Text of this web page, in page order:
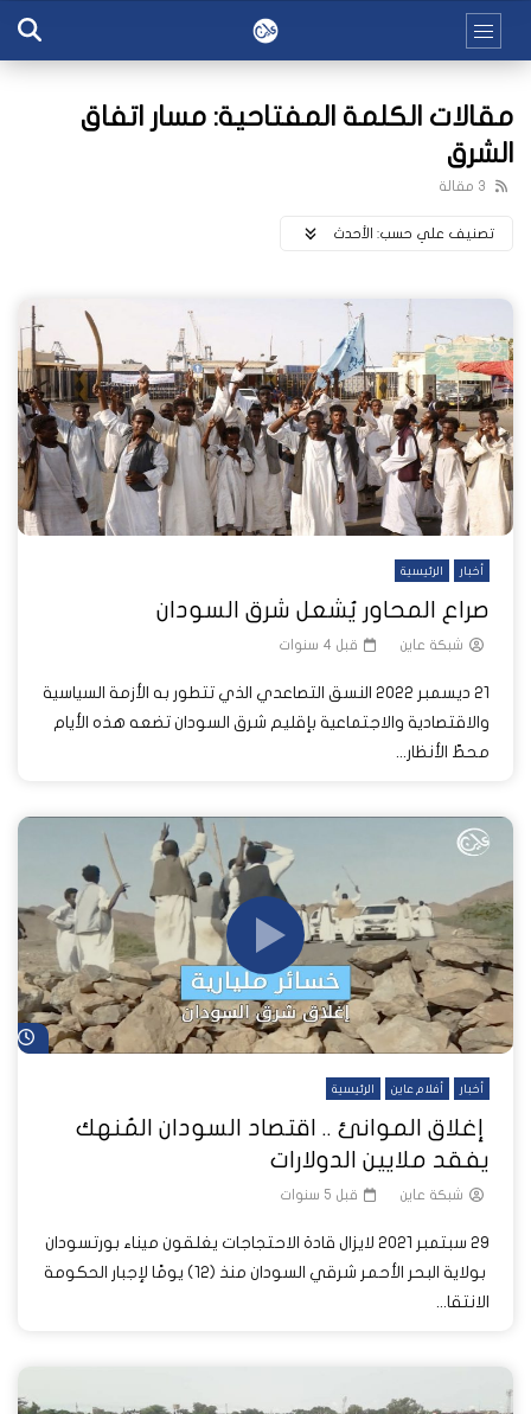
مقالات الكلمة المفتاحية: مسار اتفاق
الشرق
3 مقالة
تصنيف علي حسب: اﻷحدث
أخبار الرئيسية
صراع المحاور يُشعل شرق السودان
شبكة عاين قبل 4 سنوات
21 ديسمبر 2022 النسق التصاعدي الذي تتطور به الأزمة السياسية
والاقتصادية والاجتماعية بإقليم شرق السودان تضعه هذه الأيام
محطّ الأنظار...
أخبار أفلام عاين الرئيسية
إغلاق الموانئ .. اقتصاد السودان المُنهك
يفقد ملايين الدولارات
شبكة عاين قبل 5 سنوات
29 سبتمبر 2021 لايزال قادة الاحتجاجات يغلقون ميناء بورتسودان
بولاية البحر الأحمر شرقي السودان منذ (12) يومًا لإجبار الحكومة
الانتقا...